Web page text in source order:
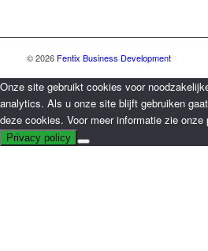
© 2026 Fentix Business Development
Onze site gebruikt cookies voor
analytics. Als u onze site blijft gebruiken
deze cookies. Voor meer informatie zie onze
Privacy policy